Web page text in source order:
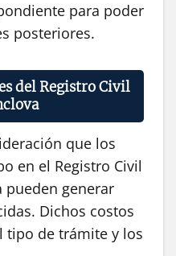
para poder
posteriores.
del Registro Civil
que los
en el Registro Civil
pueden generar
Dichos costos
tipo de trámite y los